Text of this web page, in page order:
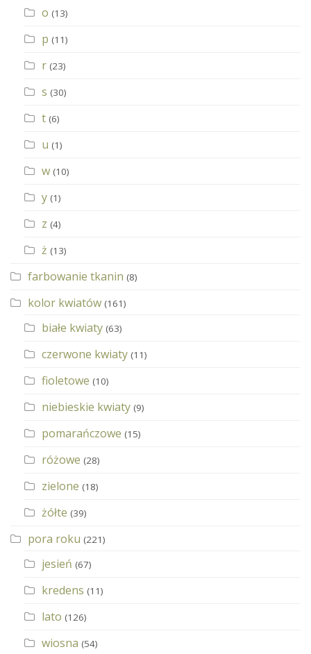
o (13)
p (11)
r (23)
s (30)
t (6)
u (1)
w (10)
y (1)
z (4)
ż (13)
farbowanie tkanin (8)
kolor kwiatów (161)
białe kwiaty (63)
czerwone kwiaty (11)
fioletowe (10)
niebieskie kwiaty (9)
pomarańczowe (15)
różowe (28)
zielone (18)
żółte (39)
pora roku (221)
jesień (67)
kredens (11)
lato (126)
wiosna (54)